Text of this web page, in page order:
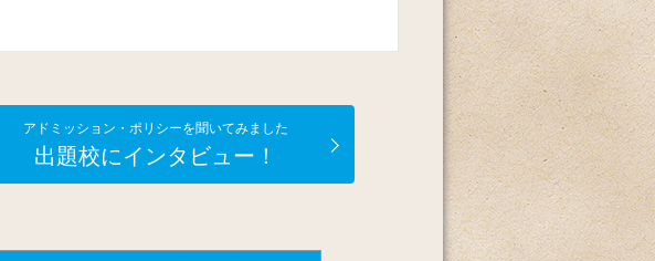
アドミッション・ポリシーを聞いてみました
出題校にインタビュー！